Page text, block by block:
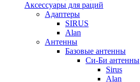
Аксессуары для раций
Адаптеры
SIRUS
Alan
Антенны
Базовые антенны
Си-Би антенны
Sirus
Alan